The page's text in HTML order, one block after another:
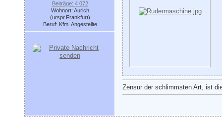
Beiträge: 4 072
Wohnort: Aurich
(urspr.Frankfurt)
Beruf: Kfm. Angestellte
Zensur der schlimmsten Art, ist